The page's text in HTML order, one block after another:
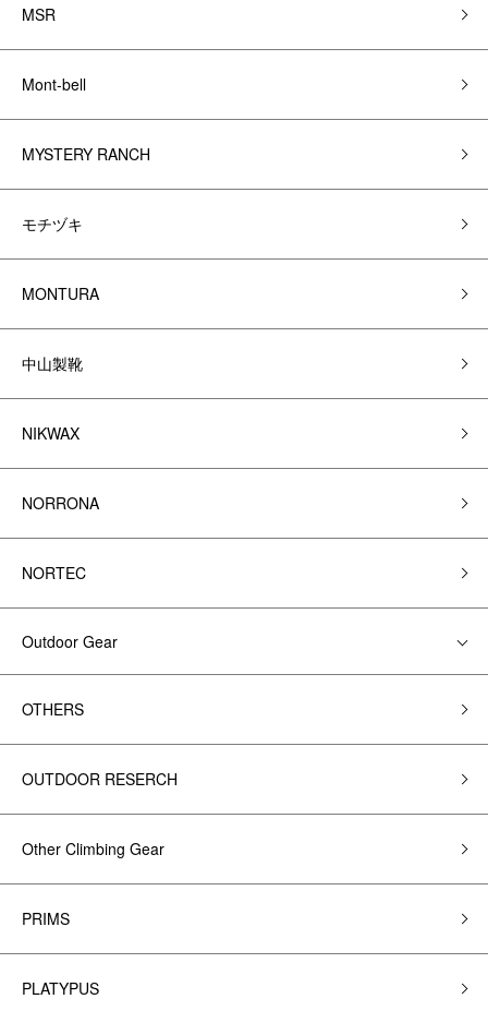
MSR
Mont-bell
MYSTERY RANCH
モチヅキ
MONTURA
中山製靴
NIKWAX
NORRONA
NORTEC
Outdoor Gear
OTHERS
OUTDOOR RESERCH
Other Climbing Gear
PRIMS
PLATYPUS